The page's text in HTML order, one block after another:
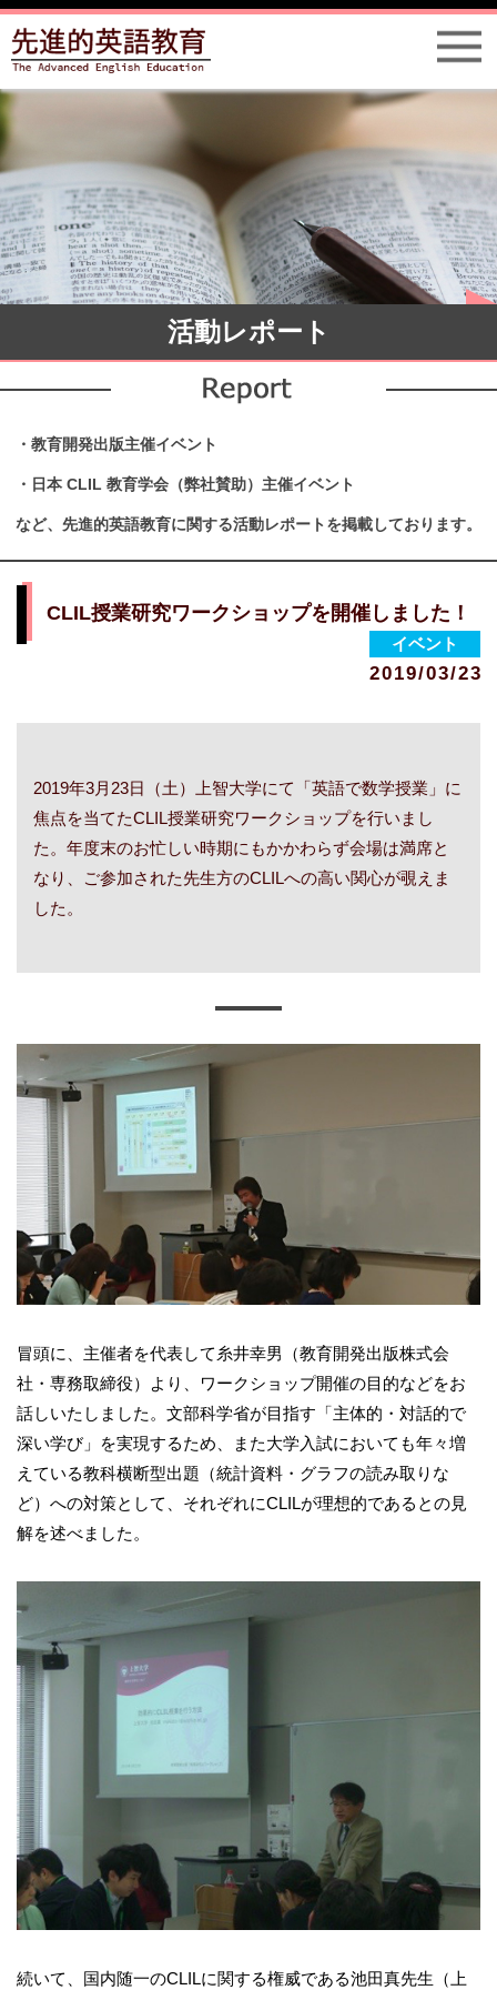
活動レポート
・教育開発出版主催イベント
・日本 CLIL 教育学会（弊社賛助）主催イベント
など、先進的英語教育に関する活動レポートを掲載しております。
CLIL授業研究ワークショップを開催しました！
イベント
2019/03/23
2019年3月23日（土）上智大学にて「英語で数学授業」に
焦点を当てたCLIL授業研究ワークショップを行いまし
た。年度末のお忙しい時期にもかかわらず会場は満席と
なり、ご参加された先生方のCLILへの高い関心が覗えま
した。
冒頭に、主催者を代表して糸井幸男（教育開発出版株式会
社・専務取締役）より、ワークショップ開催の目的などをお
話しいたしました。文部科学省が目指す「主体的・対話的で
深い学び」を実現するため、また大学入試においても年々増
えている教科横断型出題（統計資料・グラフの読み取りな
ど）への対策として、それぞれにCLILが理想的であるとの見
解を述べました。
続いて、国内随一のCLILに関する権威である池田真先生（上